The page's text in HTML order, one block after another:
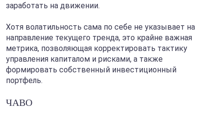
заработать на движении.
Хотя волатильность сама по себе не указывает на
направление текущего тренда, это крайне важная
метрика, позволяющая корректировать тактику
управления капиталом и рисками, а также
формировать собственный инвестиционный
портфель.
ЧАВО